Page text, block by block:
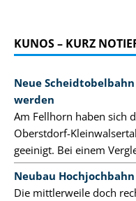
KUNOS – KURZ
Neue
werden
Am Fellhorn haben sich
Oberstdorf-
geeinigt. Bei einem
Neubau
Die mittlerweile doch